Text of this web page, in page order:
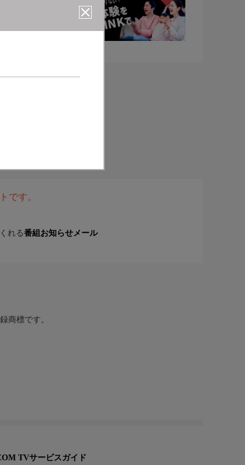
です。
れる番組お知らせメール
商標です。
TVサービスガイド